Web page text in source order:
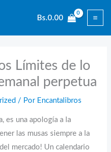
Bs.0.00
Límites de lo
perpetua
/ Por Encantalibros
es una apología a la
las musas siempre a la
mercado! Un calendario